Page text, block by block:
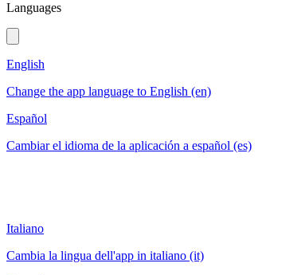
Languages
English
Change the app language to English (en)
Español
Cambiar el idioma de la aplicación a español (es)
Italiano
Cambia la lingua dell'app in italiano (it)